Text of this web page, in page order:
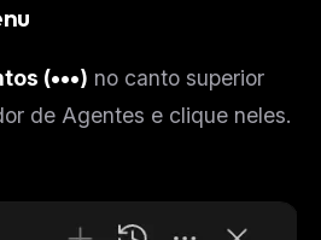
(•••) no canto superior
de Agentes e clique neles.